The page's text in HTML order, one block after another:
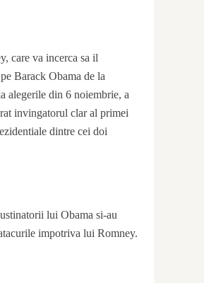
care va incerca sa il
Barack Obama de la
alegerile din 6 noiembrie, a
invingatorul clar al primei
dintre cei doi
lui Obama si-au
impotriva lui Romney.